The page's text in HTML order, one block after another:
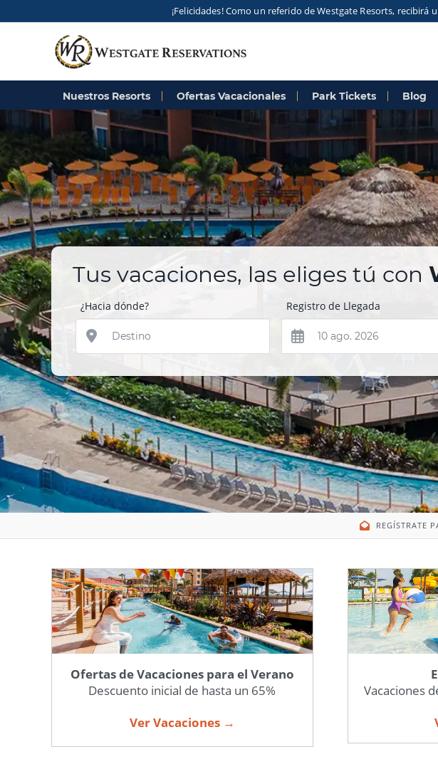
¡Felicidades! Como un referido de Westgate Resorts,
Nuestros Resorts Ofertas Vacacionales Park Tickets Blog
Tus vacaciones, las eliges tú con
¿Hacia dónde? Registro de Llegada
REGÍSTRATE
Ofertas de Vacaciones para el Verano
Descuento inicial de hasta un 65%
Ver Vacaciones →
Vacaciones